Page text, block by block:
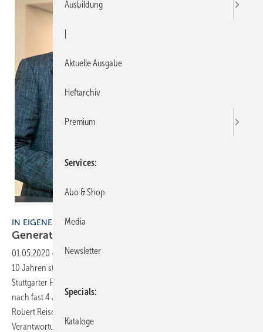
IN EIGENER SACHE
Generationswechsel bei
01.05.2020 -
Heute, am 1. Mai 2020, vollzieht sich bei Gentner der seit
10 Jahren strategisch geplante Generationswechsel an der Spitze des
Stuttgarter Familienunternehmens: Erwin Fidelis Reisch (65) reicht
nach fast 4 Jahrzehnten als Verleger den Staffelstab an seinen Sohn
Robert Reisch (37) weiter. Damit übernimmt die erst 4. Generation die
Verantwortung für die weiterhin erfolgreiche Entwicklung des 1927
Ausbildung
Aktuelle Ausgabe
Heftarchiv
Premium
Services
Abo & Shop
Media
Newsletter
Specials
Kataloge